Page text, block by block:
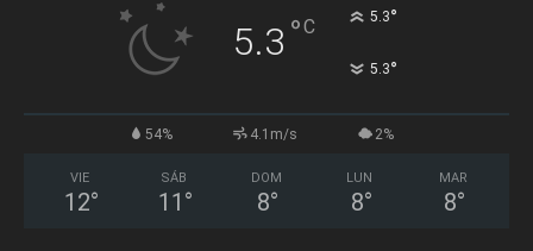
5.3 °C 5.3°
5.3°
54% 4.1m/s 2%
VIE
12°
SÁB
11 °
DOM
8°
LUN
8°
MAR
8°